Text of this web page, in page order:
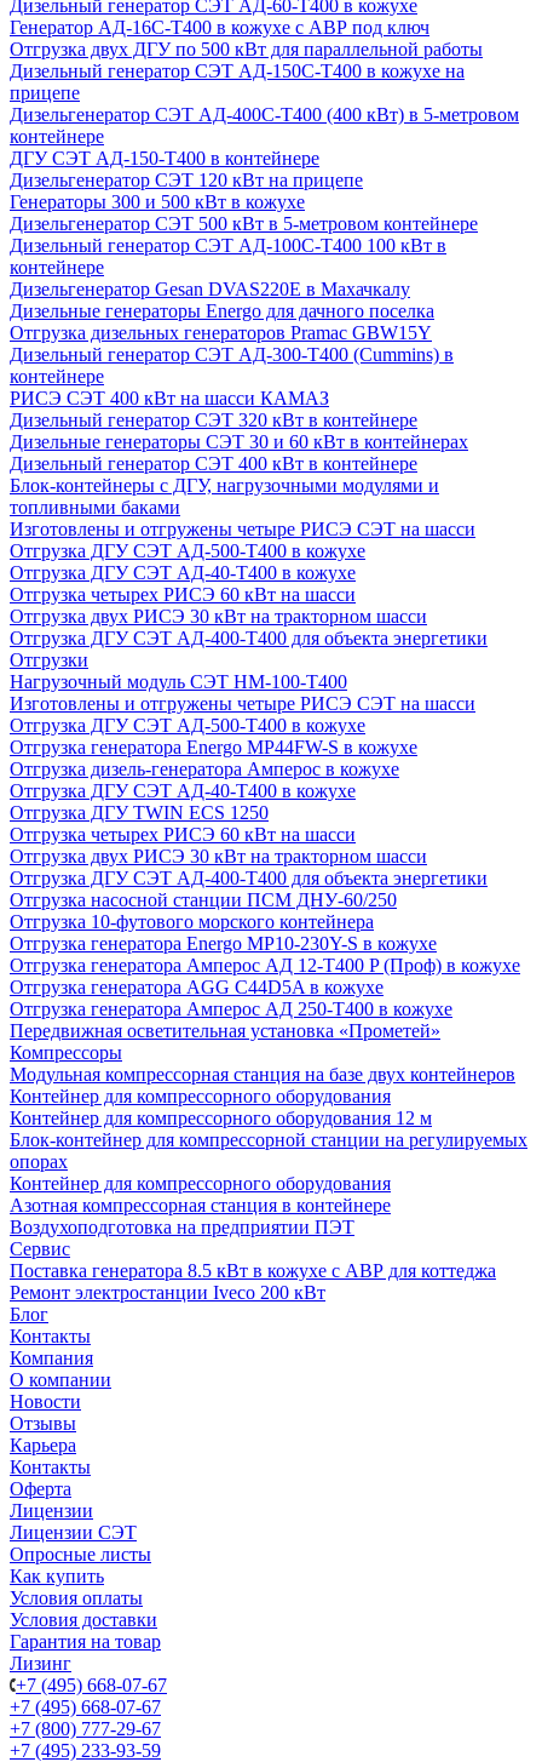
Дизельный генератор СЭТ АД-60-Т400 в кожухе
Генератор АД-16С-Т400 в кожухе с АВР под ключ
Отгрузка двух ДГУ по 500 кВт для параллельной работы
Дизельный генератор СЭТ АД-150С-Т400 в кожухе на
прицепе
Дизельгенератор СЭТ АД-400С-Т400 (400 кВт) в 5-метровом
контейнере
ДГУ СЭТ АД-150-Т400 в контейнере
Дизельгенератор СЭТ 120 кВт на прицепе
Генераторы 300 и 500 кВт в кожухе
Дизельгенератор СЭТ 500 кВт в 5-метровом контейнере
Дизельный генератор СЭТ АД-100С-Т400 100 кВт в
контейнере
Дизельгенератор Gesan DVAS220E в Махачкалу
Дизельные генераторы Energo для дачного поселка
Отгрузка дизельных генераторов Pramac GВW15Y
Дизельный генератор СЭТ АД-300-Т400 (Cummins) в
контейнере
РИСЭ СЭТ 400 кВт на шасси КАМАЗ
Дизельный генератор СЭТ 320 кВт в контейнере
Дизельные генераторы СЭТ 30 и 60 кВт в контейнерах
Дизельный генератор СЭТ 400 кВт в контейнере
Блок-контейнеры с ДГУ, нагрузочными модулями и
топливными баками
Изготовлены и отгружены четыре РИСЭ СЭТ на шасси
Отгрузка ДГУ СЭТ АД-500-Т400 в кожухе
Отгрузка ДГУ СЭТ АД-40-Т400 в кожухе
Отгрузка четырех РИСЭ 60 кВт на шасси
Отгрузка двух РИСЭ 30 кВт на тракторном шасси
Отгрузка ДГУ СЭТ АД-400-Т400 для объекта энергетики
Отгрузки
Нагрузочный модуль СЭТ НМ-100-Т400
Изготовлены и отгружены четыре РИСЭ СЭТ на шасси
Отгрузка ДГУ СЭТ АД-500-Т400 в кожухе
Отгрузка генератора Energo MP44FW-S в кожухе
Отгрузка дизель-генератора Амперос в кожухе
Отгрузка ДГУ СЭТ АД-40-Т400 в кожухе
Отгрузка ДГУ TWIN ECS 1250
Отгрузка четырех РИСЭ 60 кВт на шасси
Отгрузка двух РИСЭ 30 кВт на тракторном шасси
Отгрузка ДГУ СЭТ АД-400-Т400 для объекта энергетики
Отгрузка насосной станции ПСМ ДНУ-60/250
Отгрузка 10-футового морского контейнера
Отгрузка генератора Energo MP10-230Y-S в кожухе
Отгрузка генератора Амперос АД 12-Т400 P (Проф) в кожухе
Отгрузка генератора AGG C44D5A в кожухе
Отгрузка генератора Амперос АД 250-Т400 в кожухе
Передвижная осветительная установка «Прометей»
Компрессоры
Модульная компрессорная станция на базе двух контейнеров
Контейнер для компрессорного оборудования
Контейнер для компрессорного оборудования 12 м
Блок-контейнер для компрессорной станции на регулируемых
опорах
Контейнер для компрессорного оборудования
Азотная компрессорная станция в контейнере
Воздухоподготовка на предприятии ПЭТ
Сервис
Поставка генератора 8.5 кВт в кожухе с АВР для коттеджа
Ремонт электростанции Iveco 200 кВт
Блог
Контакты
Компания
О компании
Новости
Отзывы
Карьера
Контакты
Оферта
Лицензии
Лицензии СЭТ
Опросные листы
Как купить
Условия оплаты
Условия доставки
Гарантия на товар
Лизинг
+7 (495) 668-07-67
+7 (495) 668-07-67
+7 (800) 777-29-67
+7 (495) 233-93-59